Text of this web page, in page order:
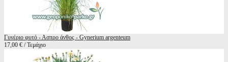
Γυνέριο φυτό - Ασπρο άνθος - Gynerium argenteum
17,00 € / Τεμάχιο